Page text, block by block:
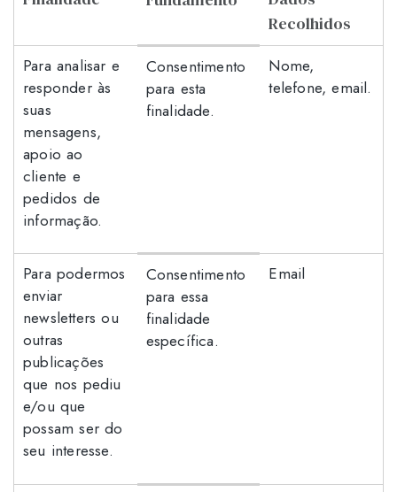
Recolhidos
Para analisar e
responder às
suas
mensagens,
apoio ao
cliente e
pedidos de
informação.
Consentimento
para esta
finalidade.
Nome,
telefone, email.
Para podermos
enviar
newsletters ou
outras
publicações
que nos pediu
e/ou que
possam ser do
seu interesse.
Consentimento
para essa
finalidade
específica.
Email